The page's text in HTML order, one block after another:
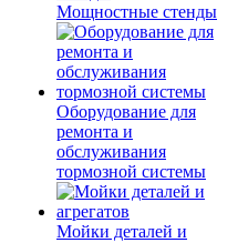
Мощностные стенды
Оборудование для
ремонта и
обслуживания
тормозной системы
Мойки деталей и